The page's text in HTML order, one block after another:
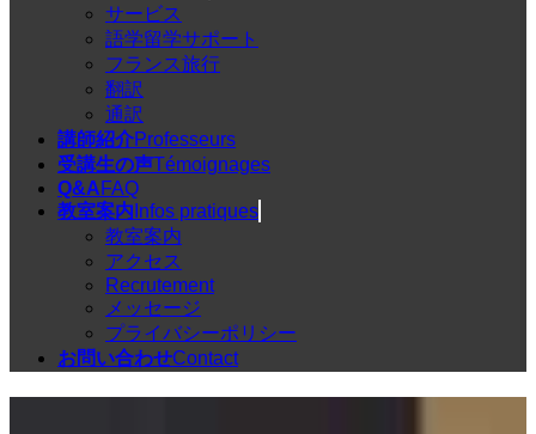
サービス
語学留学サポート
フランス旅行
翻訳
通訳
講師紹介Professeurs
受講生の声Témoignages
Q&AFAQ
教室案内 Infos pratiques
教室案内
アクセス
Recrutement
メッセージ
プライバシーポリシー
お問い合わせContact